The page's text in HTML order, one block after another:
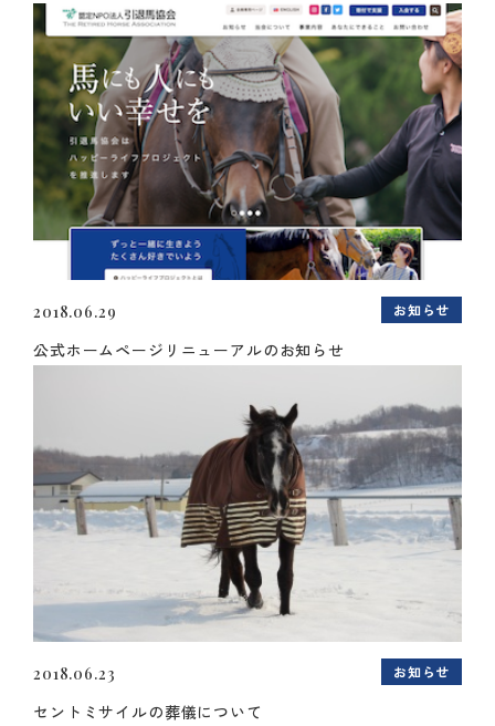
2018.06.29 お知らせ
公式ホームページリニューアルのお知らせ
2018.06.23 お知らせ
セントミサイルの葬儀について